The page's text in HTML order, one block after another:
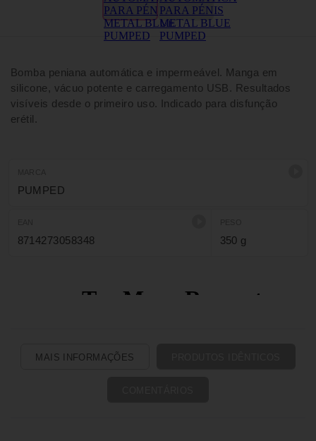
Bomba peniana automática e impermeável. Manga em
silicone, vácuo potente e carregamento USB. Resultados
visíveis desde o primeiro uso. Indicado para disfunção
erétil.
PUMPED
8714273058348 350 g
MAIS INFORMAÇÕES